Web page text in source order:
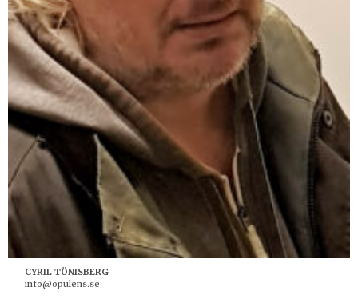
CYRIL TÖNISBERG
info@opulens.se